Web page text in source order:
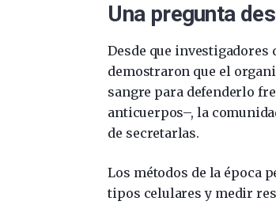
Una pregunta
Desde que
demostraron que el
sangre para defenderlo
anticuerpos–, la
de secretarlas.
Los métodos de la época
tipos celulares y medir